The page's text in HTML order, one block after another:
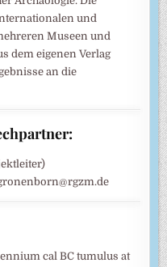
und
Museen und
dem eigenen Verlag
an die
cal BC tumulus at